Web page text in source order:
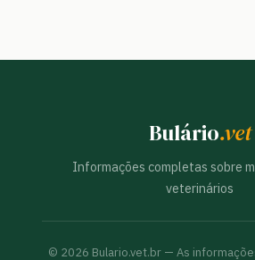
Bulário.vet
Informações completas sobre
veterinários
© 2026 Bulario.vet.br — As